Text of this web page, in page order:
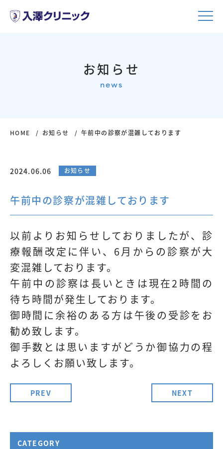
お知らせ
news
HOME お知らせ 午前中の診察が混雑しております
2024.06.06 お知らせ
午前中の診察が混雑しております
以前よりお知らせしておりましたが、診
療報酬改定に伴い、6月からの診察が大
変混雑しております。
午前中の診察は長いときは現在2時間の
待ち時間が発生しております。
御時間に余裕のある方は午後の受診をお
勧め致します。
御手数とは思いますがどうか御協力の程
よろしくお願い致します。
PREV NEXT
CATEGORY